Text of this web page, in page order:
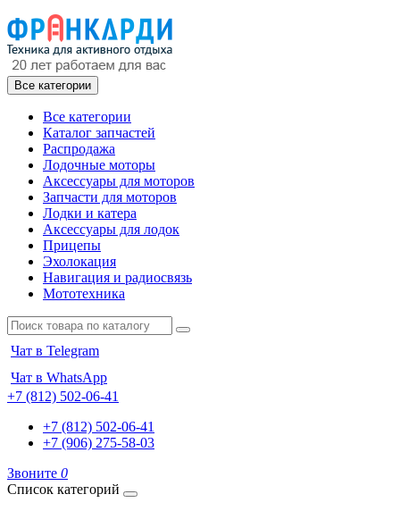
Все категории
Все категории
Каталог запчастей
Распродажа
Лодочные моторы
Аксессуары для моторов
Запчасти для моторов
Лодки и катера
Аксессуары для лодок
Прицепы
Эхолокация
Навигация и радиосвязь
Мототехника
Чат в Telegram
Чат в WhatsApp
+7 (812) 502-06-41
+7 (812) 502-06-41
+7 (906) 275-58-03
Звоните 0
Список категорий